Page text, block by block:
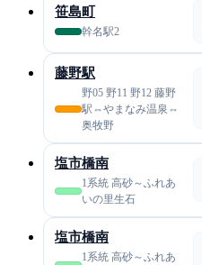
笹島町
幹名駅2
藤野駅
野05 野11 野12 藤野
駅⇔やまなみ温泉⇔
奥牧野
塩市橋南
1系統 高砂～ふれあ
いの里生石
塩市橋南
1系統 高砂～ふれあ